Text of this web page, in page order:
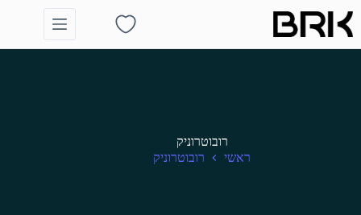
content
Shopping
רובוטרוניק
ראשי
רובוטרוניק